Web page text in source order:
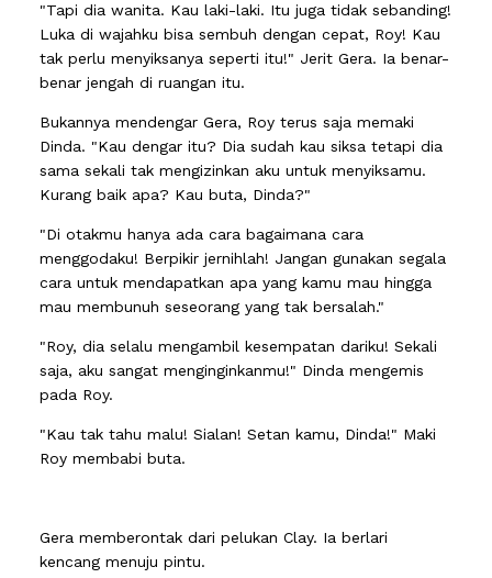
"Tapi dia wanita. Kau laki-laki. Itu juga tidak sebanding!
Luka di wajahku bisa sembuh dengan cepat, Roy! Kau
tak perlu menyiksanya seperti itu!" Jerit Gera. Ia benar-
benar jengah di ruangan itu.
Bukannya mendengar Gera, Roy terus saja memaki
Dinda. "Kau dengar itu? Dia sudah kau siksa tetapi dia
sama sekali tak mengizinkan aku untuk menyiksamu.
Kurang baik apa? Kau buta, Dinda?"
"Di otakmu hanya ada cara bagaimana cara
menggodaku! Berpikir jernihlah! Jangan gunakan segala
cara untuk mendapatkan apa yang kamu mau hingga
mau membunuh seseorang yang tak bersalah."
"Roy, dia selalu mengambil kesempatan dariku! Sekali
saja, aku sangat menginginkanmu!" Dinda mengemis
pada Roy.
"Kau tak tahu malu! Sialan! Setan kamu, Dinda!" Maki
Roy membabi buta.
Gera memberontak dari pelukan Clay. Ia berlari
kencang menuju pintu.